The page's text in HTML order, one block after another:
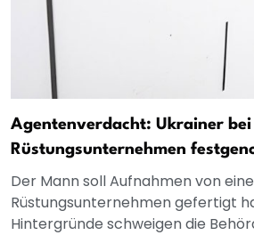
Agentenverdacht: Ukrainer bei
Rüstungsunternehmen
Der Mann soll Aufnahmen von
Rüstungsunternehmen gefertigt
Hintergründe schweigen die